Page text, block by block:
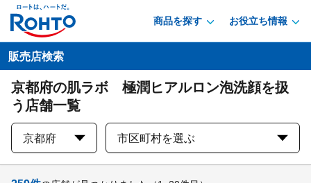
商品を探す お役立ち情報
販売店検索
京都府の肌ラボ 極潤ヒアルロン泡洗顔を扱
う店舗一覧
京都府 市区町村を選ぶ